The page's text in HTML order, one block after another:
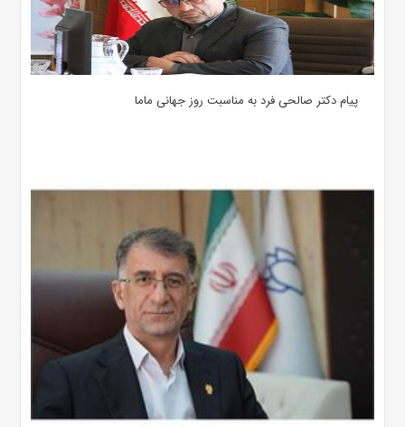
پیام دکتر صالحی فرد به مناسبت روز جهانی ماما